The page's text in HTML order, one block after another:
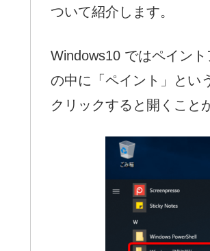
ついて紹介します。
Windows10 ではペイン
の中に「ペイント」とい
クリックすると開くこと